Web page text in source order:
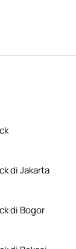
di Jakarta
di Bogor